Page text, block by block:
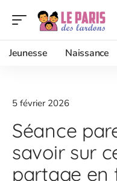
Jeunesse Naissance
5 février 2026
Séance
savoir sur
partage en